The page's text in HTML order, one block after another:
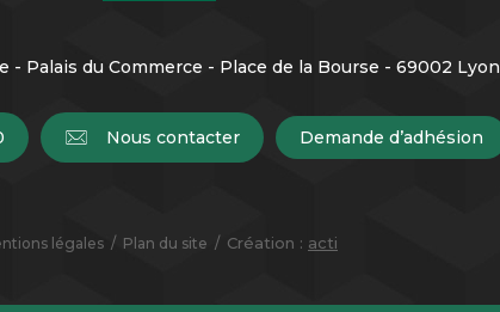
- Palais du Commerce - Place de la Bourse - 69002 Lyon
Nous contacter Demande d’adhésion
légales Plan du site Création : acti